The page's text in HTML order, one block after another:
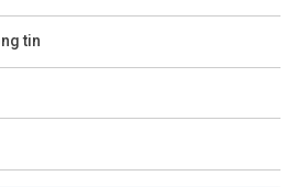
tin
thủ tục hộ kinh doanh
đối thoại với 130 doanh nghiệp
quyết từ 50% trở lên hơn 1.900 thủ tục